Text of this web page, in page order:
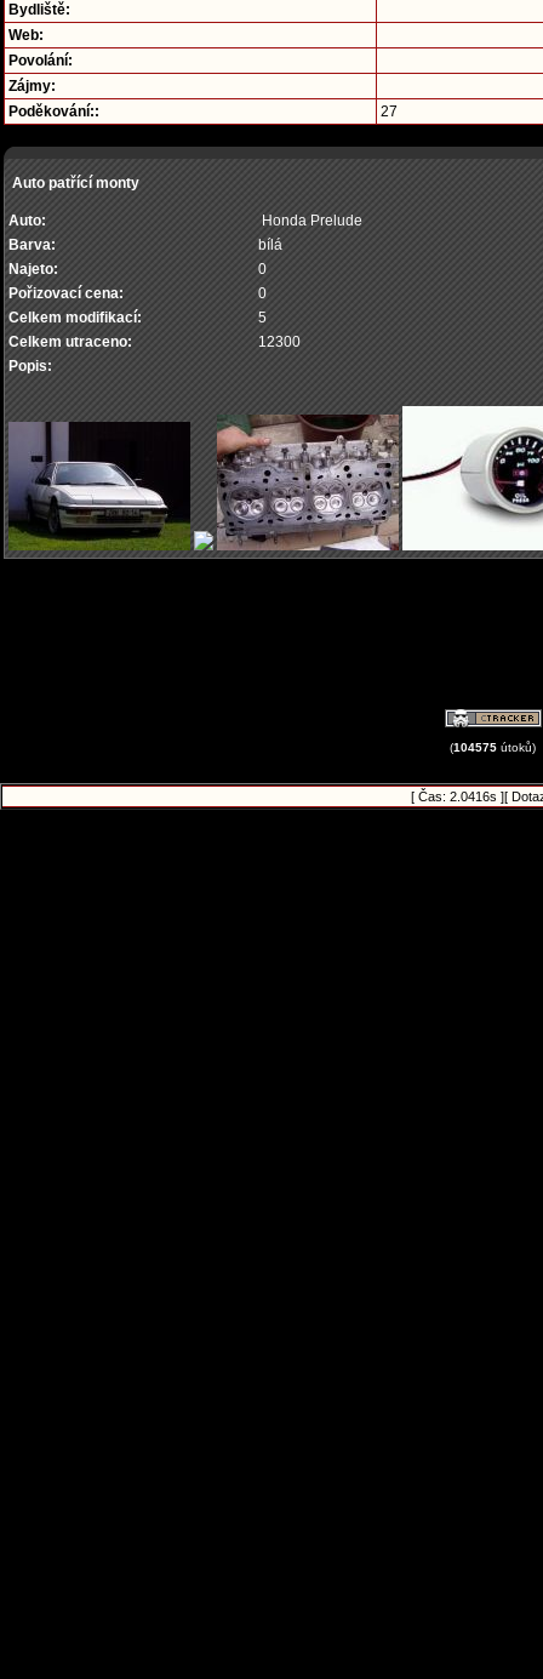
Bydliště:
Web:
Povolání:
Zájmy:
Poděkování::
27
Auto patřící monty
Auto:
Honda Prelude
Barva:
bílá
Najeto:
0
Pořizovací cena:
0
Celkem modifikací:
5
Celkem utraceno:
12300
Popis:
(104575 útoků)
[ Čas: 2.0416s ][